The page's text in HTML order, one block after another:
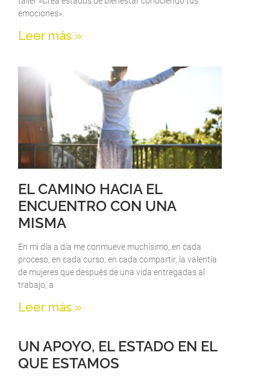
emociones».
Leer más »
EL CAMINO HACIA EL
ENCUENTRO CON UNA
MISMA
En mi día a día me conmueve muchísimo, en cada
proceso, en cada curso, en cada compartir, la valentía
de mujeres que después de una vida entregadas al
trabajo, a
Leer más »
UN APOYO, EL ESTADO EN EL
QUE ESTAMOS